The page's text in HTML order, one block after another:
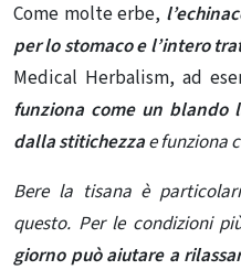
Come molte erbe,
per lo stomaco e l’intero
Medical Herbalism, ad
funziona come un blando
dalla stitichezzae funziona
Bere la tisana è
questo. Per le condizioni
giorno può aiutare a